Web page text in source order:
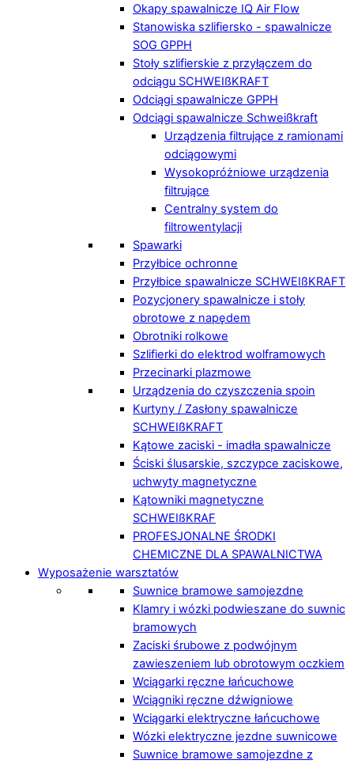
Okapy spawalnicze IQ Air Flow
Stanowiska szlifiersko - spawalnicze
SOG GPPH
Stoły szlifierskie z przyłączem do
odciągu SCHWEIßKRAFT
Odciągi spawalnicze GPPH
Odciągi spawalnicze Schweißkraft
Urządzenia filtrujące z ramionami
odciągowymi
Wysokopróżniowe urządzenia
filtrujące
Centralny system do
filtrowentylacji
Spawarki
Przyłbice ochronne
Przyłbice spawalnicze SCHWEIßKRAFT
Pozycjonery spawalnicze i stoły
obrotowe z napędem
Obrotniki rolkowe
Szlifierki do elektrod wolframowych
Przecinarki plazmowe
Urządzenia do czyszczenia spoin
Kurtyny / Zasłony spawalnicze
SCHWEIßKRAFT
Kątowe zaciski - imadła spawalnicze
Ściski ślusarskie, szczypce zaciskowe,
uchwyty magnetyczne
Kątowniki magnetyczne
SCHWEIßKRAF
PROFESJONALNE ŚRODKI
CHEMICZNE DLA SPAWALNICTWA
Wyposażenie warsztatów
Suwnice bramowe samojezdne
Klamry i wózki podwieszane do suwnic
bramowych
Zaciski śrubowe z podwójnym
zawieszeniem lub obrotowym oczkiem
Wciągarki ręczne łańcuchowe
Wciągniki ręczne dźwigniowe
Wciągarki elektryczne łańcuchowe
Wózki elektryczne jezdne suwnicowe
Suwnice bramowe samojezdne z